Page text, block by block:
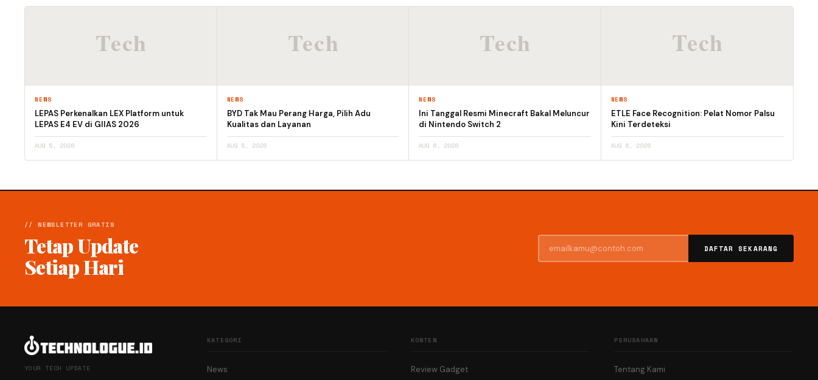
NEWS
LEPAS Perkenalkan LEX Platform untuk
LEPAS E4 EV di GIIAS 2026
AUG 5, 2026
NEWS
BYD Tak Mau Perang Harga, Pilih Adu
Kualitas dan Layanan
AUG 5, 2026
NEWS
Ini Tanggal Resmi Minecraft Bakal Meluncur
di Nintendo Switch 2
AUG 6, 2026
NEWS
ETLE Face Recognition: Pelat Nomor Palsu
Kini Terdeteksi
AUG 6, 2026
// NEWSLETTER GRATIS
Tetap Update
Setiap Hari
DAFTAR SEKARANG
YOUR TECH UPDATE
KATEGORI
News
KONTEN
Review Gadget
PERUSAHAAN
Tentang Kami